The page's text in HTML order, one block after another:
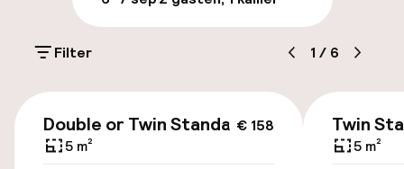
Parkeergelegenheid op eigen terrein
(buiten)
Openbaar parkeren
Filter 1 / 6
€ 158
Double or Twin Standard
5 m²
Twin
5 m²